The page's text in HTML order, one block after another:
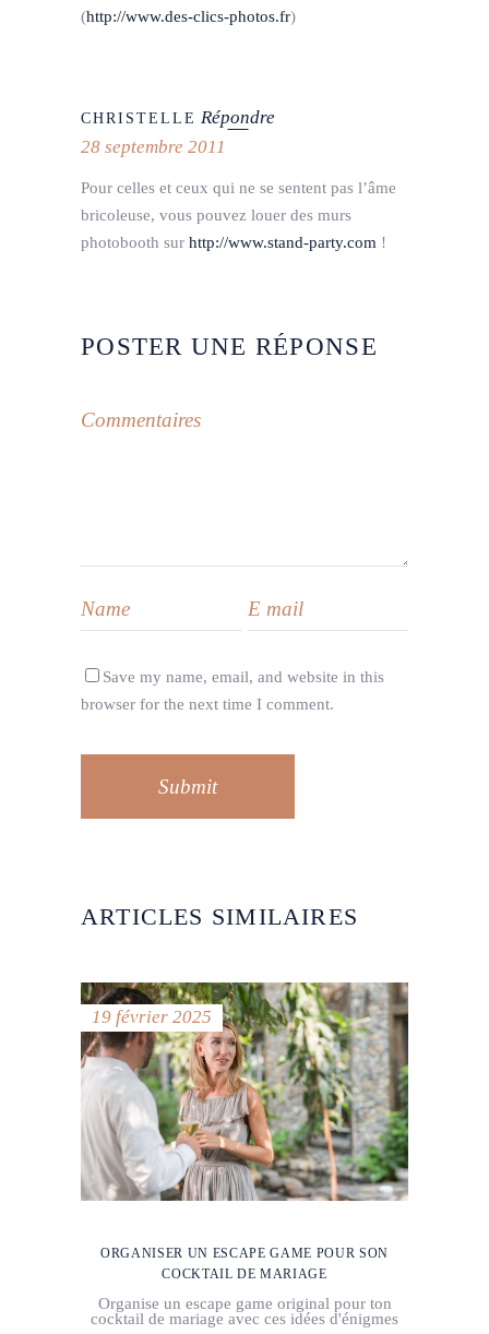
(http://www.des-clics-photos.fr)
CHRISTELLE Répondre
28 septembre 2011
Pour celles et ceux qui ne se sentent pas l’âme
bricoleuse, vous pouvez louer des murs
photobooth sur http://www.stand-party.com !
POSTER UNE RÉPONSE
Save my name, email, and website in this
browser for the next time I comment.
Submit
ARTICLES SIMILAIRES
19 février 2025
ORGANISER UN ESCAPE GAME POUR SON
COCKTAIL DE MARIAGE
Organise un escape game original pour ton
cocktail de mariage avec ces idées d'énigmes